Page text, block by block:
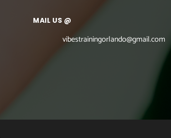
MAIL US @
vibestrainingorlando@gmail.com